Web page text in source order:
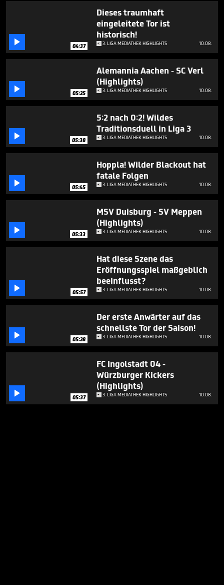
minutes,
 04:37
Dieses traumhaft
eingeleitete Tor ist
historisch!
3. LIGA MEDIATHEK HIGHLIGHTS 10.08.
 05:25
Alemannia Aachen - SC Verl
(Highlights)
3. LIGA MEDIATHEK HIGHLIGHTS 10.08.
 05:38
5:2 nach 0:2! Wildes
Traditionsduell in Liga 3
3. LIGA MEDIATHEK HIGHLIGHTS 10.08.
 05:45
Hoppla! Wilder Blackout hat
fatale Folgen
3. LIGA MEDIATHEK HIGHLIGHTS 10.08.
 05:33
MSV Duisburg - SV Meppen
(Highlights)
3. LIGA MEDIATHEK HIGHLIGHTS 10.08.
 05:57
Hat diese Szene das
Eröffnungsspiel maßgeblich
beeinflusst?
3. LIGA MEDIATHEK HIGHLIGHTS 10.08.
 05:28
Der erste Anwärter auf das
schnellste Tor der Saison!
3. LIGA MEDIATHEK HIGHLIGHTS 10.08.
 05:37
FC Ingolstadt 04 -
Würzburger Kickers
(Highlights)
3. LIGA MEDIATHEK HIGHLIGHTS 10.08.